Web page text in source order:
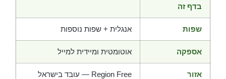
בדף זה
שפות אנגלית + שפות נוספות
אספקה אוטומטית ומיידית למייל
אזור
Region Free — עובד בישראל